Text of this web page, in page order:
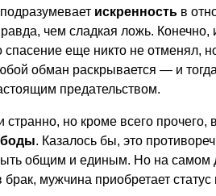
искренность в
чем сладкая ложь.
спасение еще никто не отменял,
обман раскрывается — и
предательством.
странно, но кроме всего
. Казалось бы, это
общим и единым. Но на самом
брак, мужчина приобретает